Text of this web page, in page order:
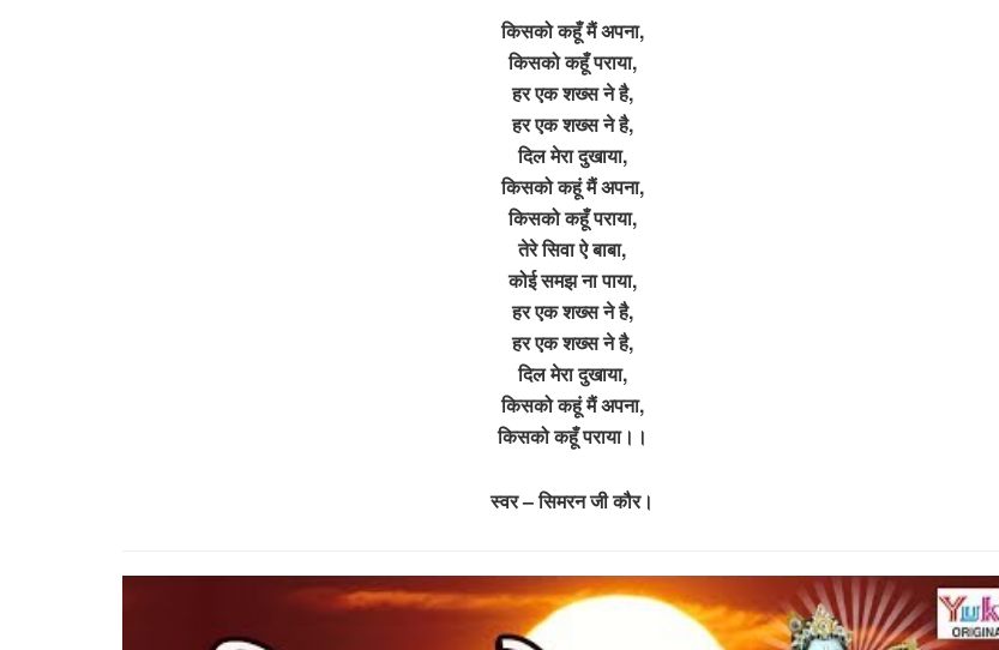
किसको कहूँ मैं अपना,
किसको कहूँ पराया,
हर एक शख्स ने है,
हर एक शख्स ने है,
दिल मेरा दुखाया,
किसको कहूं मैं अपना,
किसको कहूँ पराया,
तेरे सिवा ऐ बाबा,
कोई समझ ना पाया,
हर एक शख्स ने है,
हर एक शख्स ने है,
दिल मेरा दुखाया,
किसको कहूं मैं अपना,
किसको कहूँ पराया।।
स्वर – सिमरन जी कौर।